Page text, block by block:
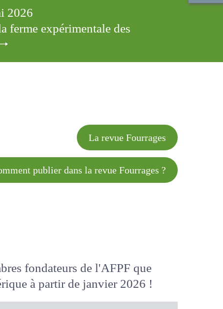
2026
la ferme expérimentale des
La revue Fourrages
publier dans la revue Fourrages ?
fondateurs de l'AFPF que
à partir de janvier 2026